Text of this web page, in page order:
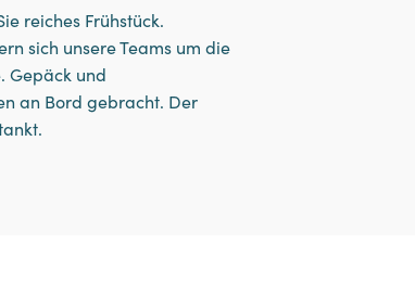
reiches Frühstück.
sich unsere Teams um die
Gepäck und
an Bord gebracht. Der